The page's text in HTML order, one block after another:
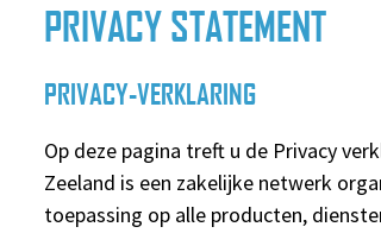
PRIVACY STATEMENT
PRIVACY-VERKLARING
Op deze pagina treft u de Privacy
Zeeland is een zakelijke netwerk
toepassing op alle producten,